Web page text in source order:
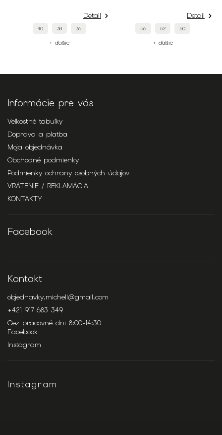
Detail
40 38 36
+ ďalšie
Detail
56 52 50
+ ďalšie
Informácie pre vás
Veľkostné tabuľky
Doprava a platba
Moja objednávka
Obchodné podmienky
Podmienky ochrany osobných údajov
VRÁTENIE / REKLAMÁCIA
KONTAKTY
Facebook
Kontakt
objednavky.michell@gmail.com
+421 917 683 349
Cez pracovné dni 8:00-14:30
Facebook
Instagram
Instagram